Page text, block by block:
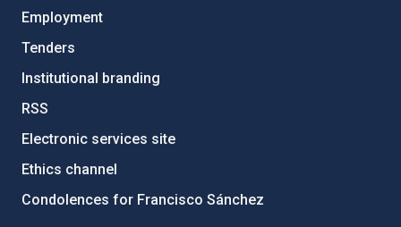
Employment
Tenders
Institutional branding
RSS
Electronic services site
Ethics channel
Condolences for Francisco Sánchez